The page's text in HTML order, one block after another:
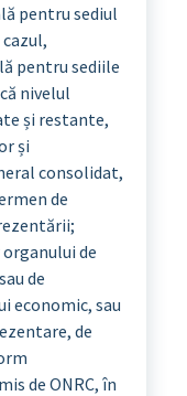
pentru sediul
pentru sediile
nivelul
și restante,
și
consolidat,
de
de
de
economic, sau
de
de ONRC, în